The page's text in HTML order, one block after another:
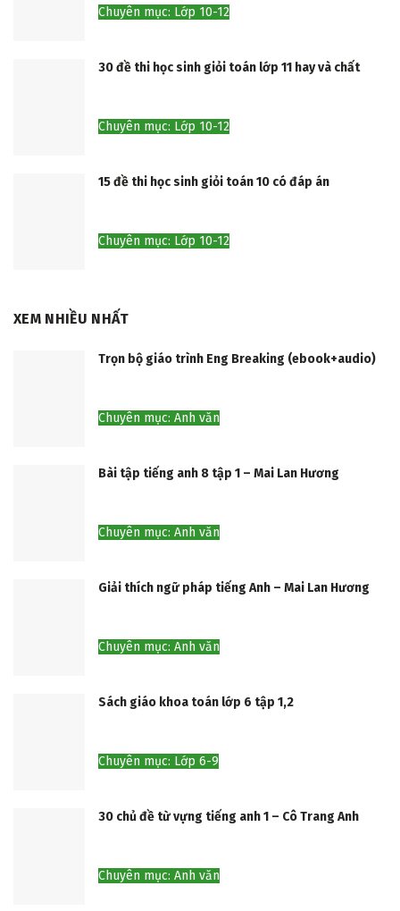
Chuyên mục: Lớp 10-12
30 đề thi học sinh giỏi toán lớp 11 hay và chất
Chuyên mục: Lớp 10-12
15 đề thi học sinh giỏi toán 10 có đáp án
Chuyên mục: Lớp 10-12
XEM NHIỀU NHẤT
Trọn bộ giáo trình Eng Breaking (ebook+audio)
Chuyên mục: Anh văn
Bài tập tiếng anh 8 tập 1 – Mai Lan Hương
Chuyên mục: Anh văn
Giải thích ngữ pháp tiếng Anh – Mai Lan Hương
Chuyên mục: Anh văn
Sách giáo khoa toán lớp 6 tập 1,2
Chuyên mục: Lớp 6-9
30 chủ đề từ vựng tiếng anh 1 – Cô Trang Anh
Chuyên mục: Anh văn